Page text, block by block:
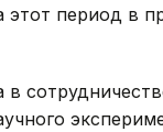
этот период в